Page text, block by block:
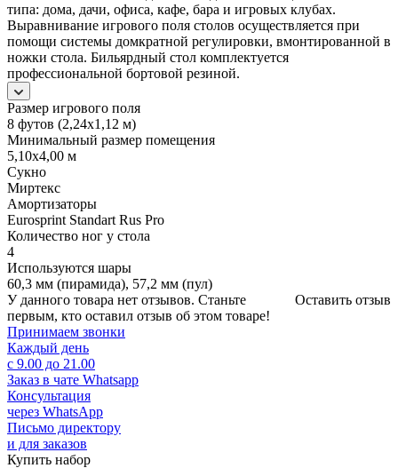
типа: дома, дачи, офиса, кафе, бара и игровых клубах.
Выравнивание игрового поля столов осуществляется при
помощи системы домкратной регулировки, вмонтированной в
ножки стола. Бильярдный стол комплектуется
профессиональной бортовой резиной.
Размер игрового поля
8 футов (2,24х1,12 м)
Минимальный размер помещения
5,10х4,00 м
Сукно
Миртекс
Амортизаторы
Eurosprint Standart Rus Pro
Количество ног у стола
4
Используются шары
60,3 мм (пирамида), 57,2 мм (пул)
Оставить отзыв
У данного товара нет отзывов. Станьте
первым, кто оставил отзыв об этом товаре!
Принимаем звонки
Каждый день
с 9.00 до 21.00
Заказ в чате Whatsapp
Консультация
через WhatsApp
Письмо директору
и для заказов
Купить набор